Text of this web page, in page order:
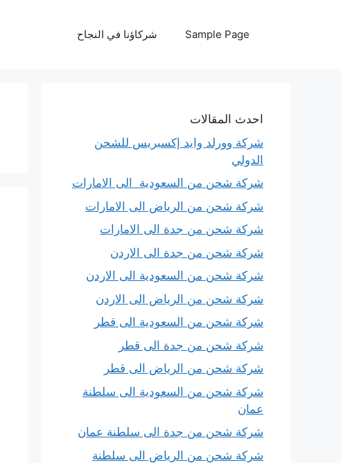
Sample Page شركاؤنا في النجاح
احدث المقالات
شركة وورلد وايد إكسبريس للشحن
الدولي
شركة شحن من السعودية الى الامارات
شركة شحن من الرياض الى الامارات
شركة شحن من جدة الى الامارات
شركة شحن من جدة الى الاردن
شركة شحن من السعودية الى الاردن
شركة شحن من الرياض الى الاردن
شركة شحن من السعودية الى قطر
شركة شحن من جدة الى قطر
شركة شحن من الرياض الى قطر
شركة شحن من السعودية الى سلطنة
عمان
شركة شحن من جدة الى سلطنة عمان
شركة شحن من الرياض الى سلطنة